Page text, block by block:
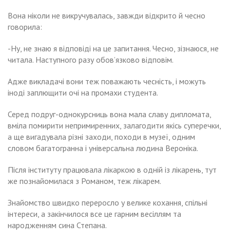
Вона ніколи не викручувалась, завжди відкрито й чесно
говорила:
-Ну, не знаю я відповіді на це запитання. Чесно, зізнаюся, не
читала. Наступного разу обов’язково відповім.
Адже викладачі вони теж поважають чесність, і можуть
іноді заплющити очі на промахи студента.
Серед подруг-однокурсниць вона мала славу дипломата,
вміла помирити непримиренних, залагодити якісь суперечки,
а ще вигадувала різні заходи, походи в музеї, одним
словом багатогранна і універсальна людина Вероніка.
Після інституту працювала лікаркою в одній із лікарень, тут
же познайомилася з Романом, теж лікарем.
Знайомство швидко переросло у велике кохання, спільні
інтереси, а закінчилося все це гарним весіллям та
народженням сина Степана.